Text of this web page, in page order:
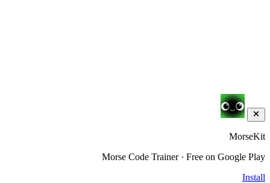
MorseKit
Morse Code Trainer · Free on Google Play
Install